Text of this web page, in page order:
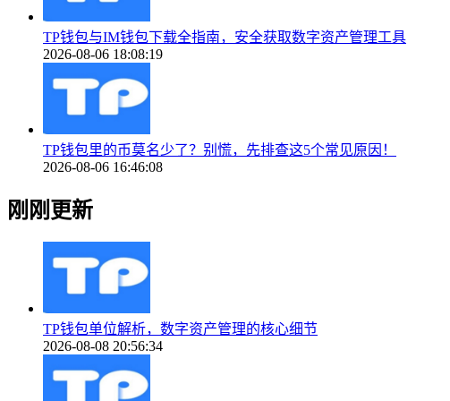
TP钱包与IM钱包下载全指南，安全获取数字资产管理工具
2026-08-06 18:08:19
TP钱包里的币莫名少了？别慌，先排查这5个常见原因！
2026-08-06 16:46:08
刚刚更新
TP钱包单位解析，数字资产管理的核心细节
2026-08-08 20:56:34